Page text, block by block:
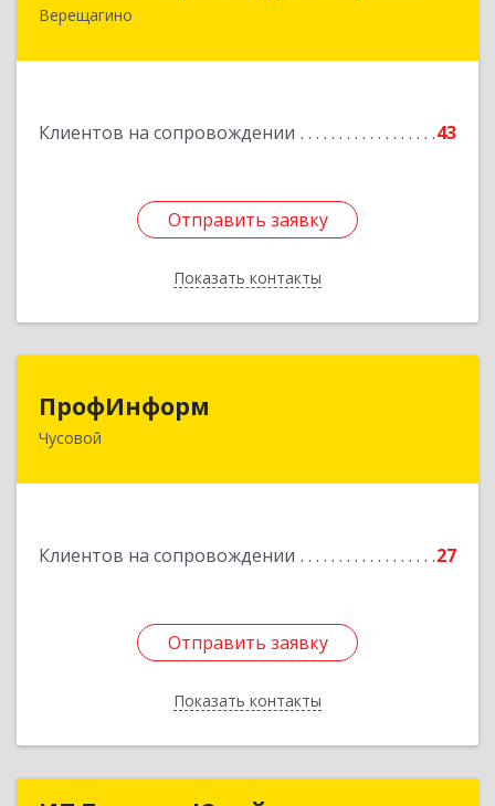
Верещагино
Клиентов на сопровождении 43
Отправить заявку
Показать контакты
617120, Пермский край, Верещагинский р-н,
Отправить заявку
Назад
ПрофИнформ
Чусовой
Клиентов на сопровождении 27
Отправить заявку
Показать контакты
618204, Пермский край, г.о. Чусовской, Чусовой
Отправить заявку
Назад